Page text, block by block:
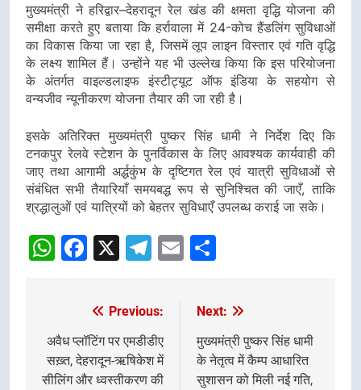
मुख्यमंत्री ने हरिद्वार–देहरादून रेल खंड की क्षमता वृद्धि योजना की
समीक्षा करते हुए बताया कि हर्रावाला में 24-कोच हैंडलिंग सुविधाओं
का विकास किया जा रहा है, जिसमें लूप लाइन विस्तार एवं गति वृद्धि
के लक्ष्य शामिल हैं। उन्होंने यह भी उल्लेख किया कि इस परियोजना
के अंतर्गत वाइल्डलाइफ इंस्टीट्यूट ऑफ इंडिया के सहयोग से
वन्यजीव न्यूनीकरण योजना तैयार की जा रही है।
इसके अतिरिक्त मुख्यमंत्री पुष्कर सिंह धामी ने निर्देश दिए कि
टनकपुर रेलवे स्टेशन के पुनर्विकास के लिए आवश्यक कार्यवाही की
जाए तथा आगामी अर्द्धकुंभ के दृष्टिगत रेल एवं यात्री सुविधाओं से
संबंधित सभी तैयारियाँ समयबद्ध रूप से सुनिश्चित की जाएँ, ताकि
श्रद्धालुओं एवं यात्रियों को बेहतर सुविधाएँ उपलब्ध कराई जा सके।
WhatsApp
Facebook
X Telegram
Email
navigation
Previous:
अवैध प्लॉटिंग पर एमडीडीए
सख़्त, देहरादून-ऋषिकेश में
सीलिंग और ध्वस्तीकरण की
Next:
मुख्यमंत्री पुष्कर सिंह धामी
के नेतृत्व में कैम्प आधारित
सुशासन को मिली नई गति,